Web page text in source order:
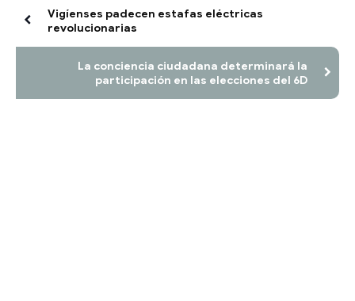
Vigíenses padecen estafas eléctricas
revolucionarias
La conciencia ciudadana determinará la
participación en las elecciones del 6D